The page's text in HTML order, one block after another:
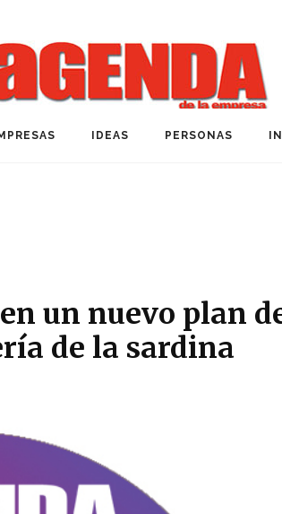
IDEAS PERSONAS
un nuevo plan
de la sardina